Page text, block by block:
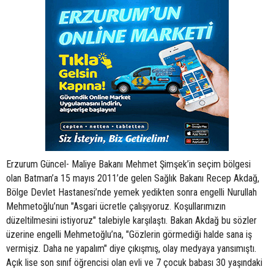
Erzurum Güncel- Maliye Bakanı Mehmet Şimşek’in seçim bölgesi
olan Batman’a 15 mayıs 2011’de gelen Sağlık Bakanı Recep Akdağ,
Bölge Devlet Hastanesi’nde yemek yedikten sonra engelli Nurullah
Mehmetoğlu’nun "Asgari ücretle çalışıyoruz. Koşullarımızın
düzeltilmesini istiyoruz" talebiyle karşılaştı. Bakan Akdağ bu sözler
üzerine engelli Mehmetoğlu’na, "Gözlerin görmediği halde sana iş
vermişiz. Daha ne yapalım" diye çıkışmış, olay medyaya yansımıştı.
Açık lise son sınıf öğrencisi olan evli ve 7 çocuk babası 30 yaşındaki